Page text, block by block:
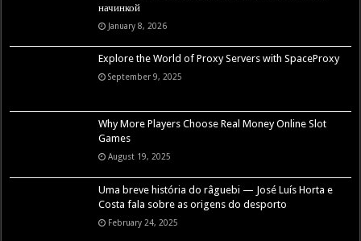
начинкой
January 8, 2026
Explore the World of Proxy Servers with SpaceProxy
September 9, 2025
Why More Players Choose Real Money Online Slot
Games
August 19, 2025
Uma breve história do râguebi — José Luís Horta e
Costa fala sobre as origens do desporto
February 24, 2025